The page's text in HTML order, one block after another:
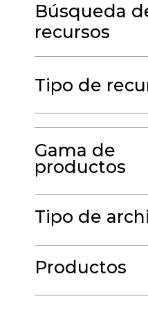
Búsqueda
recursos
Tipo de
Gama de
productos
Tipo de
Productos